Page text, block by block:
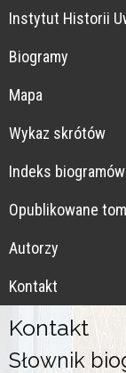
Instytut Historii
Biogramy
Mapa
Wykaz skrótów
Indeks biogramów
Opublikowane
Autorzy
Kontakt
Kontakt
Słownik